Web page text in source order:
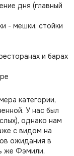
дня (главный
- мешки, стойки
и барах
категории,
У нас был
однако нам
с видом на
ожидания в
же Фэмили,